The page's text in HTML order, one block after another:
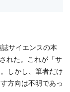
サイエンスの本
れた。これが「サ
しかし、筆者だけ
方向は不明であっ